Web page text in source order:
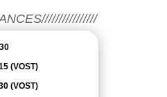
(VOST)
(VOST)